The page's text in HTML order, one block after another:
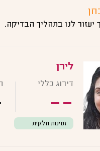
יעזור לנו בתהליך הבדיקה.
לירן
דירוג כללי
--
זמינות חלקית